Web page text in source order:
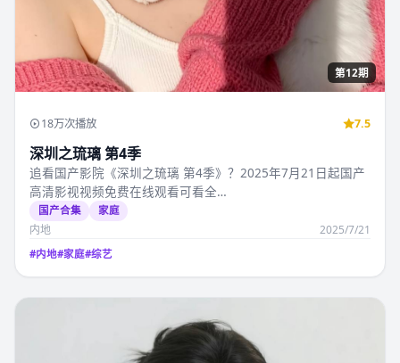
第12期
18万次播放 7.5
深圳之琉璃 第4季
追看国产影院《深圳之琉璃 第4季》？2025年7月21日起国产
高清影视视频免费在线观看可看全…
国产合集 家庭
内地 2025/7/21
#内地#家庭#综艺